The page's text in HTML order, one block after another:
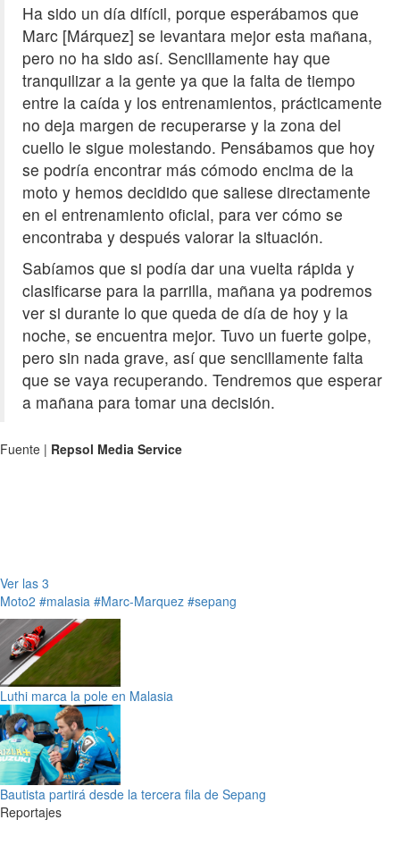
Ha sido un día difícil, porque esperábamos que
Marc [Márquez] se levantara mejor esta mañana,
pero no ha sido así. Sencillamente hay que
tranquilizar a la gente ya que la falta de tiempo
entre la caída y los entrenamientos, prácticamente
no deja margen de recuperarse y la zona del
cuello le sigue molestando. Pensábamos que hoy
se podría encontrar más cómodo encima de la
moto y hemos decidido que saliese directamente
en el entrenamiento oficial, para ver cómo se
encontraba y después valorar la situación.
Sabíamos que si podía dar una vuelta rápida y
clasificarse para la parrilla, mañana ya podremos
ver si durante lo que queda de día de hoy y la
noche, se encuentra mejor. Tuvo un fuerte golpe,
pero sin nada grave, así que sencillamente falta
que se vaya recuperando. Tendremos que esperar
a mañana para tomar una decisión.
Fuente | Repsol Media Service
Ver las 3
Moto2 #malasia #Marc-Marquez #sepang
Luthi marca la pole en Malasia
Bautista partirá desde la tercera fila de Sepang
Reportajes